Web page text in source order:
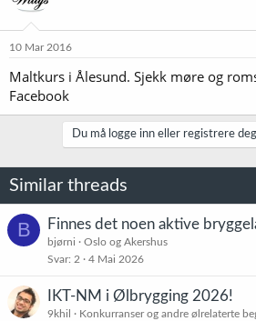
s
t
r
o
10 Mar 2016
Maltkurs i Ålesund. Sjekk møre og
Facebook
Du må logge inn eller registrere
Similar threads
B Finnes det noen aktive
bjørni
Oslo og Akershus
Svar 2 4 Mai 2026
IKT-NM i Ølbrygging 2026!
9khil
Konkurranser og andre ølrelaterte